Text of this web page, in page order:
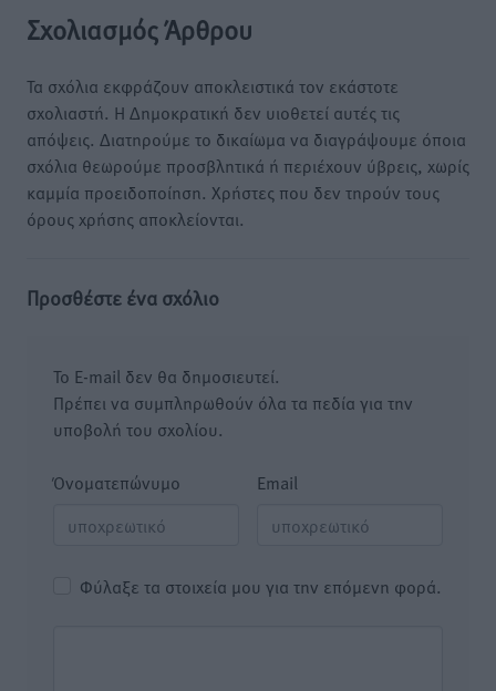
Σχολιασμός Άρθρου
Τα σχόλια εκφράζουν αποκλειστικά τον εκάστοτε
σχολιαστή. Η Δημοκρατική δεν υιοθετεί αυτές τις
απόψεις. Διατηρούμε το δικαίωμα να διαγράψουμε όποια
σχόλια θεωρούμε προσβλητικά ή περιέχουν ύβρεις, χωρίς
καμμία προειδοποίηση. Χρήστες που δεν τηρούν τους
όρους χρήσης αποκλείονται.
Προσθέστε ένα σχόλιο
Το E-mail δεν θα δημοσιευτεί.
Πρέπει να συμπληρωθούν όλα τα πεδία για την
υποβολή του σχολίου.
Όνοματεπώνυμο Email
Φύλαξε τα στοιχεία μου για την επόμενη φορά.